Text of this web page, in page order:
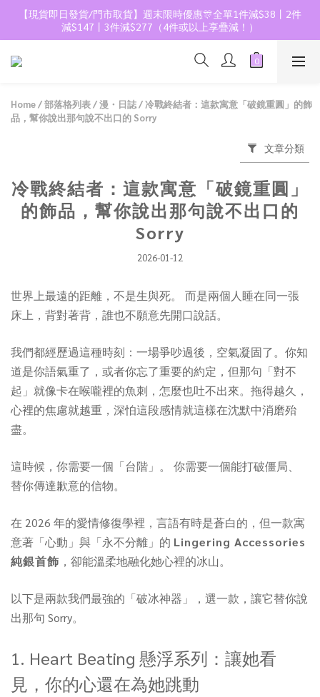
【現貨即日發貨/門市取貨】週末限時優惠🎊全單1件減$38丨2件
減$147丨3件減$277（4件或以上享疊減！）
Home/部落格列表/漫・日誌/冷戰終結者：這款寓意「破鏡重圓」的飾
品，幫你說出那句說不出口的 Sorry
文章分類
冷戰終結者：這款寓意「破鏡重圓」
的飾品，幫你說出那句說不出口的
Sorry
2026-01-12
世界上最遠的距離，不是生與死。 而是兩個人睡在同一張
床上，背對著背，誰也不願意先開口說話。
我們都經歷過這種時刻：一場爭吵過後，空氣凝固了。你知
道是你語氣重了，或者你忘了重要的約定，但那句「對不
起」就像卡在喉嚨裡的魚刺，怎麼也吐不出來。拖得越久，
心裡的焦慮就越重，深怕這段感情就這樣在沈默中消磨殆
盡。
這時候，你需要一個「台階」。 你需要一個能打破僵局、
替你傳達歉意的信物。
在 2026 年的愛情修復學裡，言語有時是蒼白的，但一款寓
意著「心動」與「永不分離」的 Lingering Accessories
純銀首飾 ，卻能溫柔地融化她心裡的冰山。
以下是兩款我們最強的「破冰神器」，選一款，讓它替你說
出那句 Sorry。
1. Heart Beating 懸浮系列：讓她看
見，你的心還在為她跳動